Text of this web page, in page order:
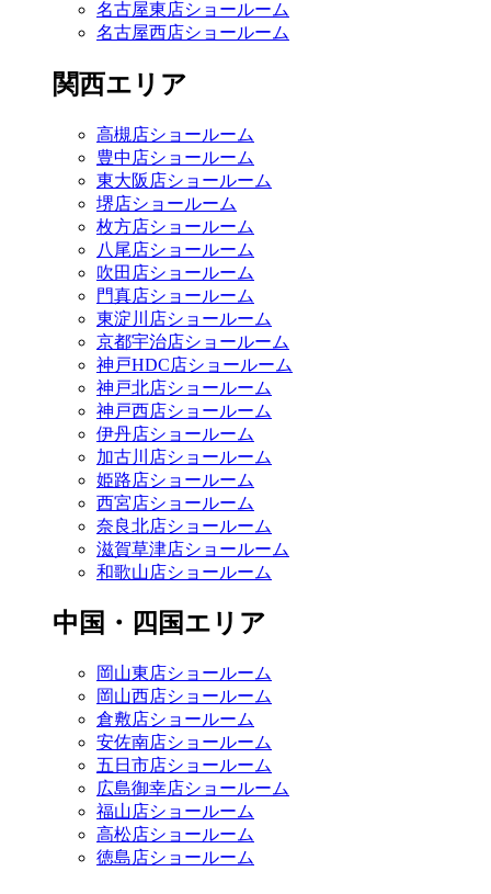
名古屋東店ショールーム
名古屋西店ショールーム
関西エリア
高槻店ショールーム
豊中店ショールーム
東大阪店ショールーム
堺店ショールーム
枚方店ショールーム
八尾店ショールーム
吹田店ショールーム
門真店ショールーム
東淀川店ショールーム
京都宇治店ショールーム
神戸HDC店ショールーム
神戸北店ショールーム
神戸西店ショールーム
伊丹店ショールーム
加古川店ショールーム
姫路店ショールーム
西宮店ショールーム
奈良北店ショールーム
滋賀草津店ショールーム
和歌山店ショールーム
中国・四国エリア
岡山東店ショールーム
岡山西店ショールーム
倉敷店ショールーム
安佐南店ショールーム
五日市店ショールーム
広島御幸店ショールーム
福山店ショールーム
高松店ショールーム
徳島店ショールーム